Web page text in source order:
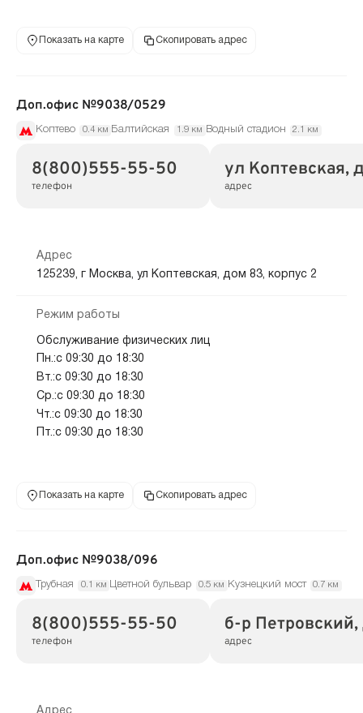
Показать на карте Скопировать адрес
Доп.офис №9038/0529
Коптево 0.4 км Балтийская 1.9 км Водный стадион 2.1 км
8(800)555-55-50
телефон
ул Коптевская,
адрес
Адрес
125239, г Москва, ул Коптевская, дом 83, корпус 2
Режим работы
Обслуживание физических лиц
Пн.:с 09:30 до 18:30
Вт.:с 09:30 до 18:30
Ср.:с 09:30 до 18:30
Чт.:с 09:30 до 18:30
Пт.:с 09:30 до 18:30
Показать на карте Скопировать адрес
Доп.офис №9038/096
Трубная 0.1 км Цветной бульвар 0.5 км Кузнецкий мост 0.7 км
8(800)555-55-50
телефон
б-р
адрес